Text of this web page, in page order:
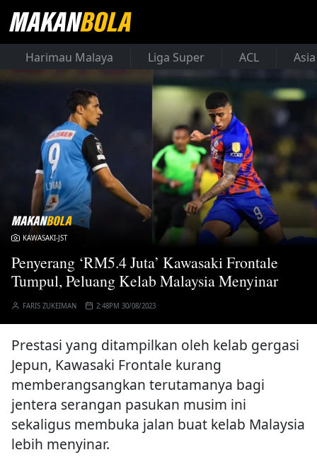
Harimau Malaya Liga Super ACL
KAWASAKI-JST
Penyerang ‘RM5.4 Juta’ Kawasaki Frontale
Tumpul, Peluang Kelab Malaysia Menyinar
FARIS ZUKEIMAN 2:48PM 30/08/2023
Prestasi yang ditampilkan oleh kelab gergasi
Jepun, Kawasaki Frontale kurang
memberangsangkan terutamanya bagi
jentera serangan pasukan musim ini
sekaligus membuka jalan buat kelab Malaysia
lebih menyinar.